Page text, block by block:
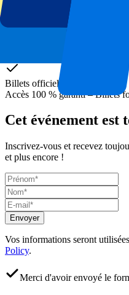
Billets officiels
Accès 100 % garanti – Billets
Cet événement est
Inscrivez-vous et recevez
et plus encore !
Envoyer
Vos informations seront
Policy.
Merci d'avoir envoyé le